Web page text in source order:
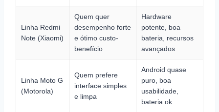
Linha Redmi
Note (Xiaomi)
Quem quer
desempenho forte
e ótimo custo-
benefício
Hardware
potente, boa
bateria, recursos
avançados
Linha Moto G
(Motorola)
Quem prefere
interface simples
e limpa
Android quase
puro, boa
usabilidade,
bateria ok